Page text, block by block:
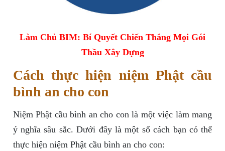
Làm Chủ BIM: Bí Quyết Chiến Thắng Mọi Gói
Thầu Xây Dựng
Cách thực hiện niệm Phật cầu
bình an cho con
Niệm Phật cầu bình an cho con là một việc làm mang
ý nghĩa sâu sắc. Dưới đây là một số cách bạn có thể
thực hiện niệm Phật cầu bình an cho con: